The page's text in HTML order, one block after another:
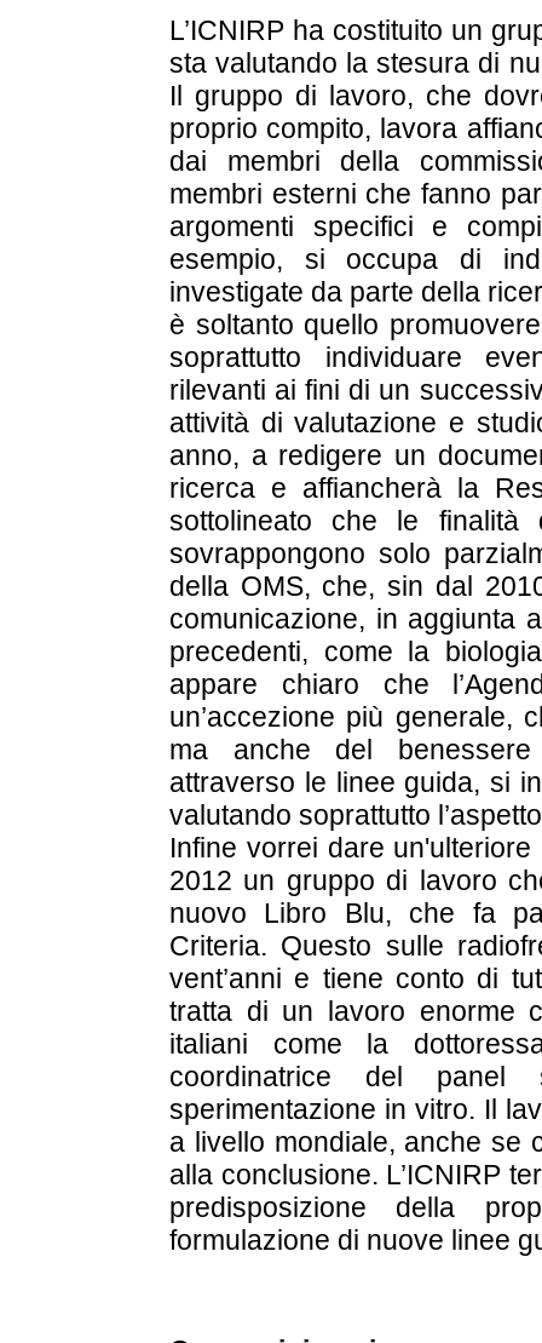
L’ICNIRP ha costituito un
sta valutando la stesura di
Il gruppo di lavoro, che
proprio compito, lavora
dai membri della
membri esterni che fanno
argomenti specifici e
esempio, si occupa di
investigate da parte della
è soltanto quello
soprattutto individuare
rilevanti ai fini di un
attività di valutazione e
anno, a redigere un
ricerca e affiancherà la
sottolineato che le finalità
sovrappongono solo
della OMS, che, sin dal
comunicazione, in aggiunta
precedenti, come la
appare chiaro che
un’accezione più generale,
ma anche del benessere
attraverso le linee guida, si
valutando soprattutto
Infine vorrei dare
2012 un gruppo di lavoro
nuovo Libro Blu, che fa
Criteria. Questo sulle
vent’anni e tiene conto di
tratta di un lavoro enorme
italiani come la
coordinatrice del panel
sperimentazione in vitro. Il
a livello mondiale, anche se
alla conclusione. L’ICNIRP
predisposizione della
formulazione di nuove linee